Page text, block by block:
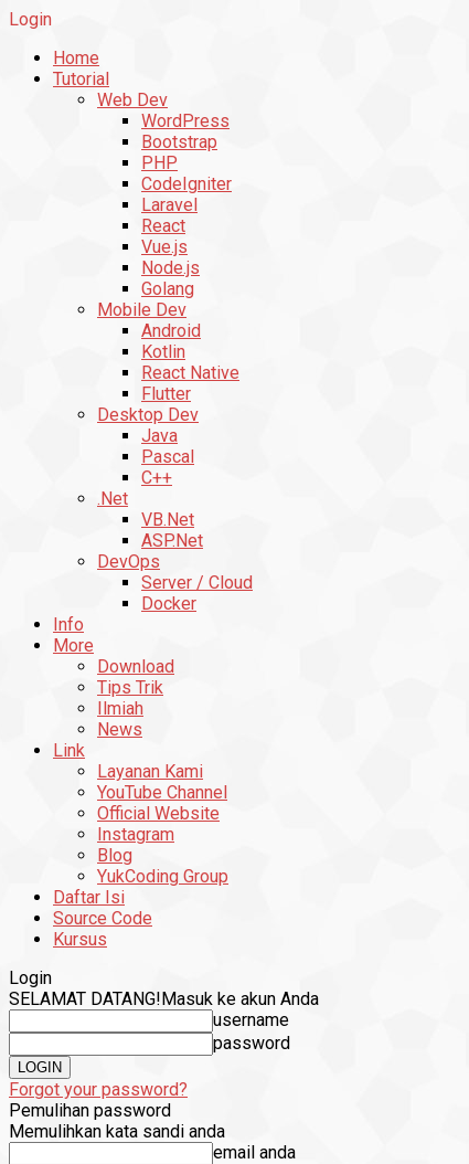
Login
Home
Tutorial
Web Dev
WordPress
Bootstrap
PHP
CodeIgniter
Laravel
React
Vue.js
Node.js
Golang
Mobile Dev
Android
Kotlin
React Native
Flutter
Desktop Dev
Java
Pascal
C++
.Net
VB.Net
ASP.Net
DevOps
Server / Cloud
Docker
Info
More
Download
Tips Trik
Ilmiah
News
Link
Layanan Kami
YouTube Channel
Official Website
Instagram
Blog
YukCoding Group
Daftar Isi
Source Code
Kursus
Login
SELAMAT DATANG!Masuk ke akun Anda
username
password
Forgot your password?
Pemulihan password
Memulihkan kata sandi anda
email anda